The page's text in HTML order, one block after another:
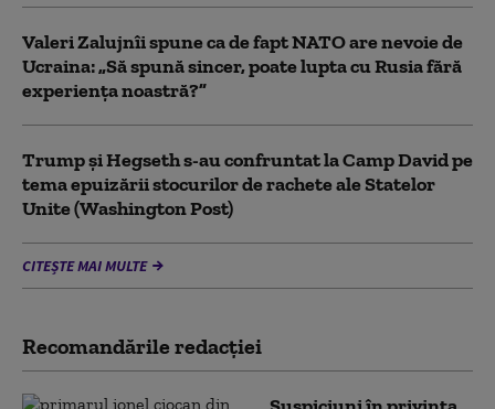
Valeri Zalujnîi spune ca de fapt NATO are nevoie de
Ucraina: „Să spună sincer, poate lupta cu Rusia fără
experiența noastră?”
Trump şi Hegseth s-au confruntat la Camp David pe
tema epuizării stocurilor de rachete ale Statelor
Unite (Washington Post)
CITEȘTE MAI MULTE
Recomandările redacţiei